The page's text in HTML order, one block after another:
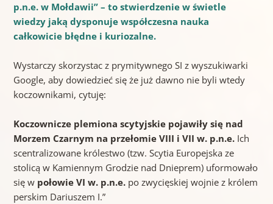
p.n.e. w Mołdawii” – to stwierdzenie w świetle
wiedzy jaką dysponuje współczesna nauka
całkowicie błędne i kuriozalne.
Wystarczy skorzystac z prymitywnego SI z wyszukiwarki
Google, aby dowiedzieć się że już dawno nie byli wtedy
koczownikami, cytuję:
Koczownicze plemiona scytyjskie pojawiły się nad
Morzem Czarnym na przełomie VIII i VII w. p.n.e.Ich
scentralizowane królestwo (tzw. Scytia Europejska ze
stolicą w Kamiennym Grodzie nad Dnieprem) uformowało
się w połowie VI w. p.n.e.po zwycięskiej wojnie z królem
perskim Dariuszem I.”